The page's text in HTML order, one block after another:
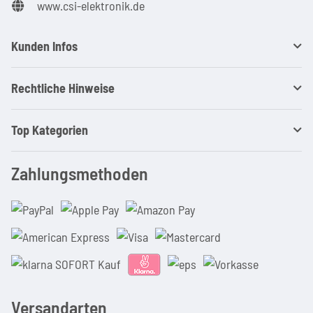
www.csi-elektronik.de
Kunden Infos
Rechtliche Hinweise
Top Kategorien
Zahlungsmethoden
Versandarten